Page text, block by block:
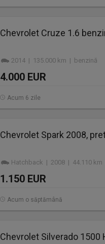
Chevrolet Cruze 1.6
2014 | 135.000 km | benzină
4.000 EUR
Acum 6 zile
Chevrolet Spark 2008,
Hatchback | 2008 | 44.110
1.150 EUR
Acum o săptămână
Chevrolet Silverado